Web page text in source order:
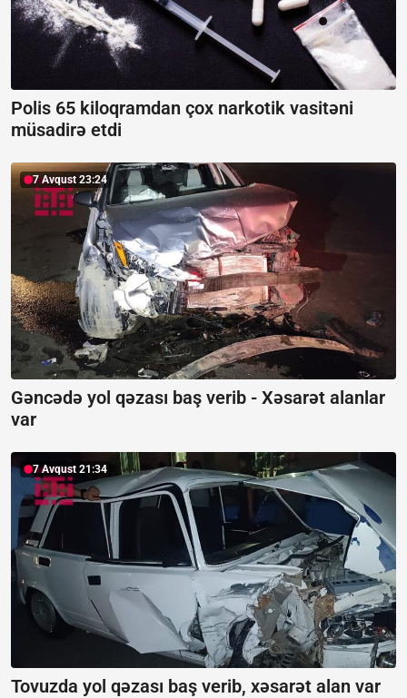
Polis 65 kiloqramdan çox narkotik vasitəni
müsadirə etdi
7 Avqust 23:24
Gəncədə yol qəzası baş verib - Xəsarət alanlar
var
7 Avqust 21:34
Tovuzda yol qəzası baş verib, xəsarət alan var